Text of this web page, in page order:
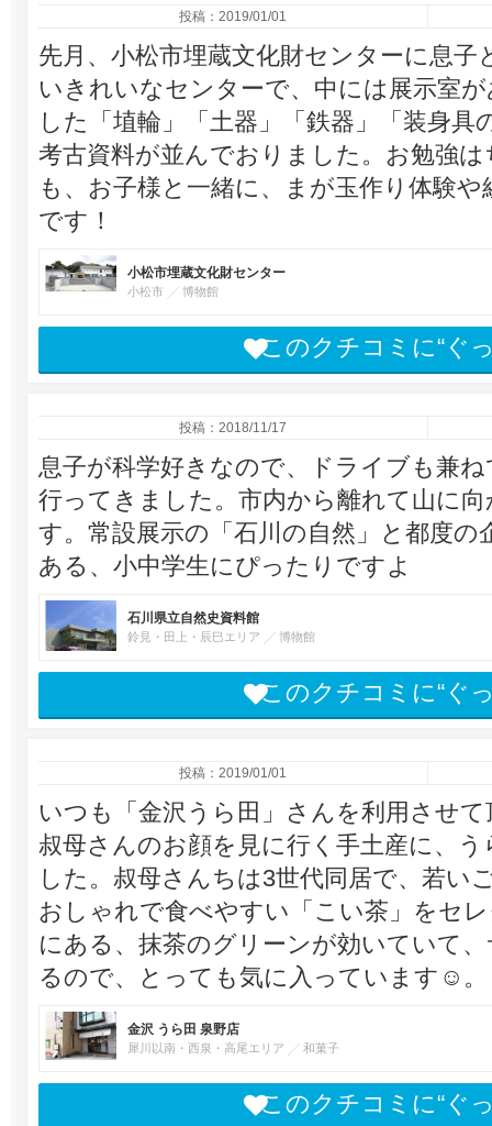
投稿：2019/01/01
先月、小松市埋蔵文化財センターに息
いきれいなセンターで、中には展示室
した「埴輪」「土器」「鉄器」「装身具
考古資料が並んでおりました。お勉強
も、お子様と一緒に、まが玉作り体験
です！
小松市埋蔵文化財センター
小松市 博物館
このクチコミに“ぐ
投稿：2018/11/17
息子が科学好きなので、ドライブも兼
行ってきました。市内から離れて山に
す。常設展示の「石川の自然」と都度
ある、小中学生にぴったりですよ
石川県立自然史資料館
鈴見・田上・辰巳エリア 博物館
このクチコミに“ぐ
投稿：2019/01/01
いつも「金沢うら田」さんを利用させ
叔母さんのお顔を見に行く手土産に、
した。叔母さんちは3世代同居で、若い
おしゃれで食べやすい「こい茶」をセ
にある、抹茶のグリーンが効いていて
るので、とっても気に入っています☺。
金沢 うら田 泉野店
犀川以南・西泉・高尾エリア 和菓子
このクチコミに“ぐ